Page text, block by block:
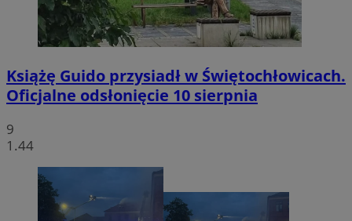
Książę Guido przysiadł w Świętochłowicach.
Oficjalne odsłonięcie 10 sierpnia
9
1.44